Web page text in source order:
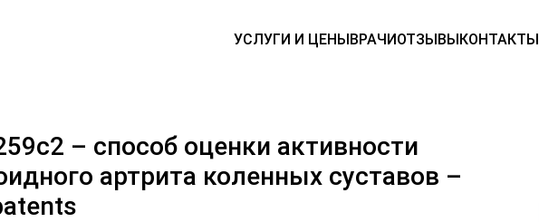
УСЛУГИ И ЦЕНЫВРАЧИОТЗЫВЫКОНТАКТЫ
– способ оценки активности
артрита коленных суставов –